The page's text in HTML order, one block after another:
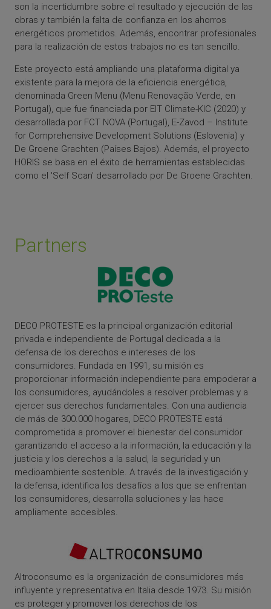
son la incertidumbre sobre el resultado y ejecución de las
obras y también la falta de confianza en los ahorros
energéticos prometidos. Además, encontrar profesionales
para la realización de estos trabajos no es tan sencillo.
Este proyecto está ampliando una plataforma digital ya
existente para la mejora de la eficiencia energética,
denominada Green Menu (Menu Renovação Verde, en
Portugal), que fue financiada por EIT Climate-KIC (2020) y
desarrollada por FCT NOVA (Portugal), E-Zavod – Institute
for Comprehensive Development Solutions (Eslovenia) y
De Groene Grachten (Países Bajos). Además, el proyecto
HORIS se basa en el éxito de herramientas establecidas
como el 'Self Scan' desarrollado por De Groene Grachten.
Partners
DECO PROTESTE es la principal organización editorial
privada e independiente de Portugal dedicada a la
defensa de los derechos e intereses de los
consumidores. Fundada en 1991, su misión es
proporcionar información independiente para empoderar a
los consumidores, ayudándoles a resolver problemas y a
ejercer sus derechos fundamentales. Con una audiencia
de más de 300.000 hogares, DECO PROTESTE está
comprometida a promover el bienestar del consumidor
garantizando el acceso a la información, la educación y la
justicia y los derechos a la salud, la seguridad y un
medioambiente sostenible. A través de la investigación y
la defensa, identifica los desafíos a los que se enfrentan
los consumidores, desarrolla soluciones y las hace
ampliamente accesibles.
Altroconsumo es la organización de consumidores más
influyente y representativa en Italia desde 1973. Su misión
es proteger y promover los derechos de los